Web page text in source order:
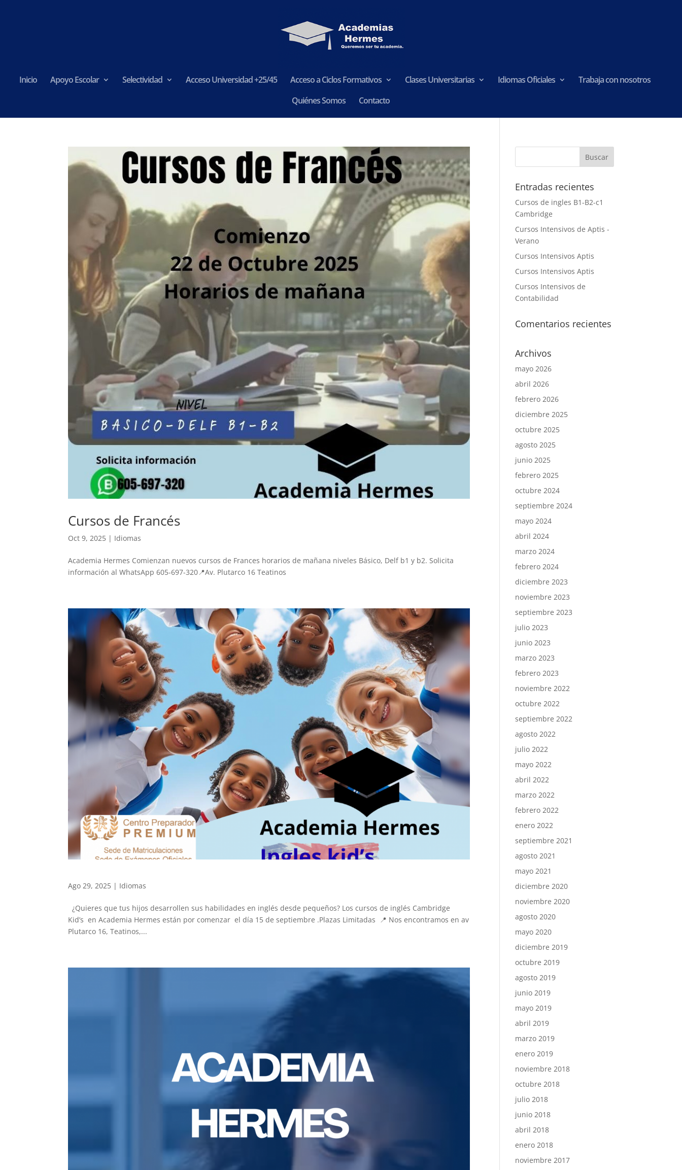
Inicio Apoyo Escolar Selectividad Acceso Universidad +25/45 Acceso a Ciclos Formativos Clases Universitarias Idiomas Oficiales
Trabaja con nosotros
Quiénes Somos
Contacto
Cursos de Francés
Oct 9, 2025 | Idiomas
Academia Hermes Comienzan nuevos cursos de Frances horarios de mañana niveles Básico, Delf b1 y b2. Solicita
información al WhatsApp 605-697-320📍Av. Plutarco 16 Teatinos
Ago 29, 2025 | Idiomas
¿Quieres que tus hijos desarrollen sus habilidades en inglés desde pequeños? Los cursos de inglés Cambridge
Kid’s en Academia Hermes están por comenzar el día 15 de septiembre .Plazas Limitadas 📍 Nos encontramos en av
Plutarco 16, Teatinos,...
Entradas recientes
Cursos de ingles B1-B2-c1
Cambridge
Cursos Intensivos de Aptis -
Verano
Cursos Intensivos Aptis
Cursos Intensivos Aptis
Cursos Intensivos de
Contabilidad
Comentarios recientes
Archivos
mayo 2026
abril 2026
febrero 2026
diciembre 2025
octubre 2025
agosto 2025
junio 2025
febrero 2025
octubre 2024
septiembre 2024
mayo 2024
abril 2024
marzo 2024
febrero 2024
diciembre 2023
noviembre 2023
septiembre 2023
julio 2023
junio 2023
marzo 2023
febrero 2023
noviembre 2022
octubre 2022
septiembre 2022
agosto 2022
julio 2022
mayo 2022
abril 2022
marzo 2022
febrero 2022
enero 2022
septiembre 2021
agosto 2021
mayo 2021
diciembre 2020
noviembre 2020
agosto 2020
mayo 2020
diciembre 2019
octubre 2019
agosto 2019
junio 2019
mayo 2019
abril 2019
marzo 2019
enero 2019
noviembre 2018
octubre 2018
julio 2018
junio 2018
abril 2018
enero 2018
noviembre 2017